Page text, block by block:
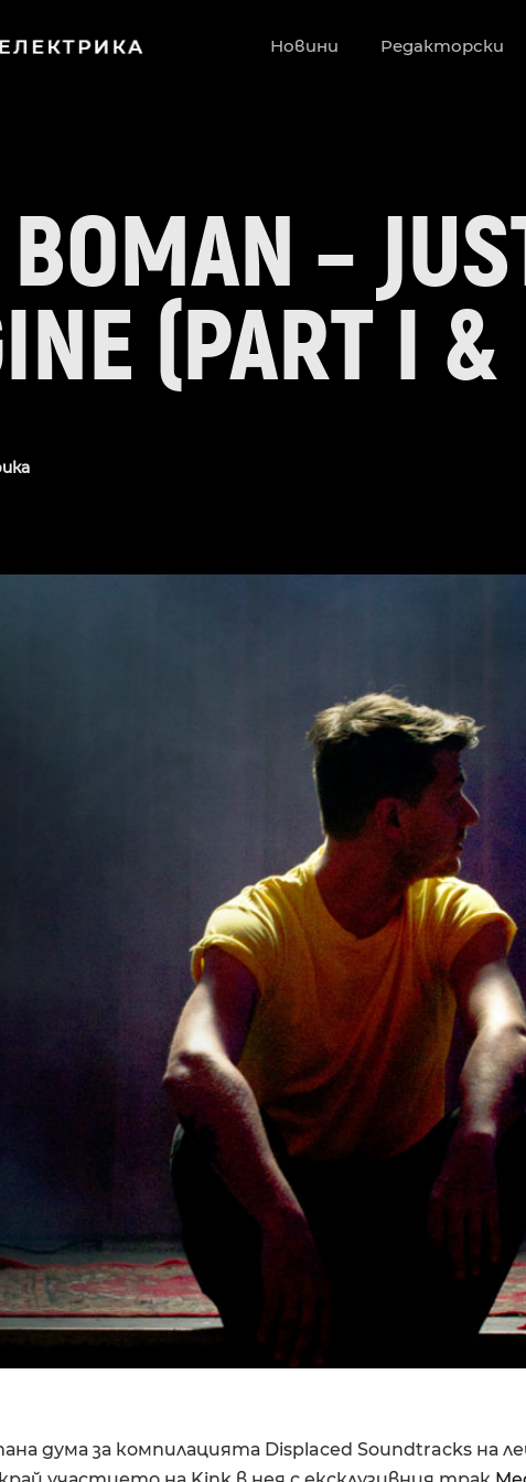
Новини Редакторски
–
(PART I
дума за компилацията Displaced Soundtracks на